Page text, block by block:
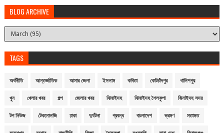
BLOG ARCHIVE
TAGS
অর্থনীতি আন্তর্জাতিক আমার জেলা ইসলাম কবিতা কোটচাঁদপুর খালিশপুর
খুন খেলার খবর গল্প জেলার খবর ঝিনাইদহ ঝিনাইদহ শৈলকুপা ঝিনাইদহ সদর
টপ নিউজ টেকনোলজি ঢাকা দুর্ঘটনা প্রবন্ধ বাংলাদেশ ভ্রমণ মতামত